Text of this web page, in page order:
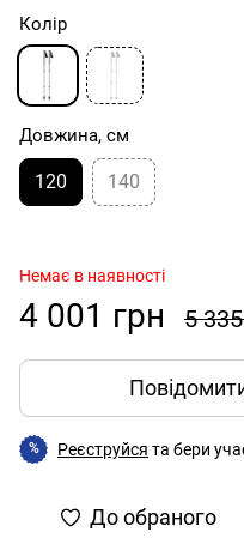
Колір
Довжина, см
120 140
Немає в наявності
4 001 грн 5
% Реєструйся та бери
До обраного